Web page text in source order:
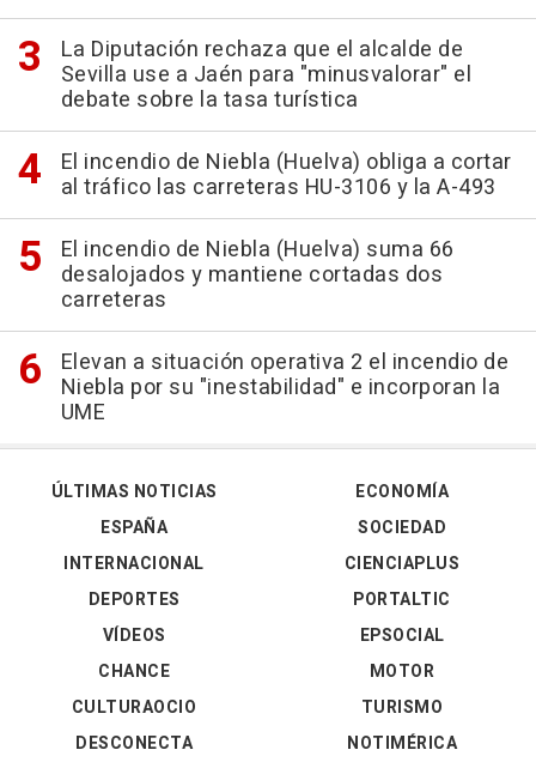
La Diputación rechaza que el alcalde de
Sevilla use a Jaén para "minusvalorar" el
debate sobre la tasa turística
El incendio de Niebla (Huelva) obliga a cortar
al tráfico las carreteras HU-3106 y la A-493
El incendio de Niebla (Huelva) suma 66
desalojados y mantiene cortadas dos
carreteras
Elevan a situación operativa 2 el incendio de
Niebla por su "inestabilidad" e incorporan la
UME
ÚLTIMAS NOTICIAS
ESPAÑA
INTERNACIONAL
DEPORTES
VÍDEOS
ECONOMÍA
SOCIEDAD
CIENCIAPLUS
PORTALTIC
EPSOCIAL
CHANCE
CULTURAOCIO
DESCONECTA
MOTOR
TURISMO
NOTIMÉRICA